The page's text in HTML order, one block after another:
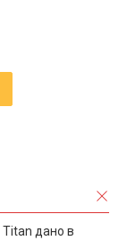
дано в